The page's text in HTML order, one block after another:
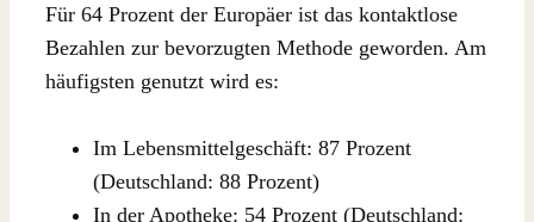
Für 64 Prozent der Europäer ist das kontaktlose
Bezahlen zur bevorzugten Methode geworden. Am
häufigsten genutzt wird es:
Im Lebensmittelgeschäft: 87 Prozent
(Deutschland: 88 Prozent)
In der Apotheke: 54 Prozent (Deutschland: